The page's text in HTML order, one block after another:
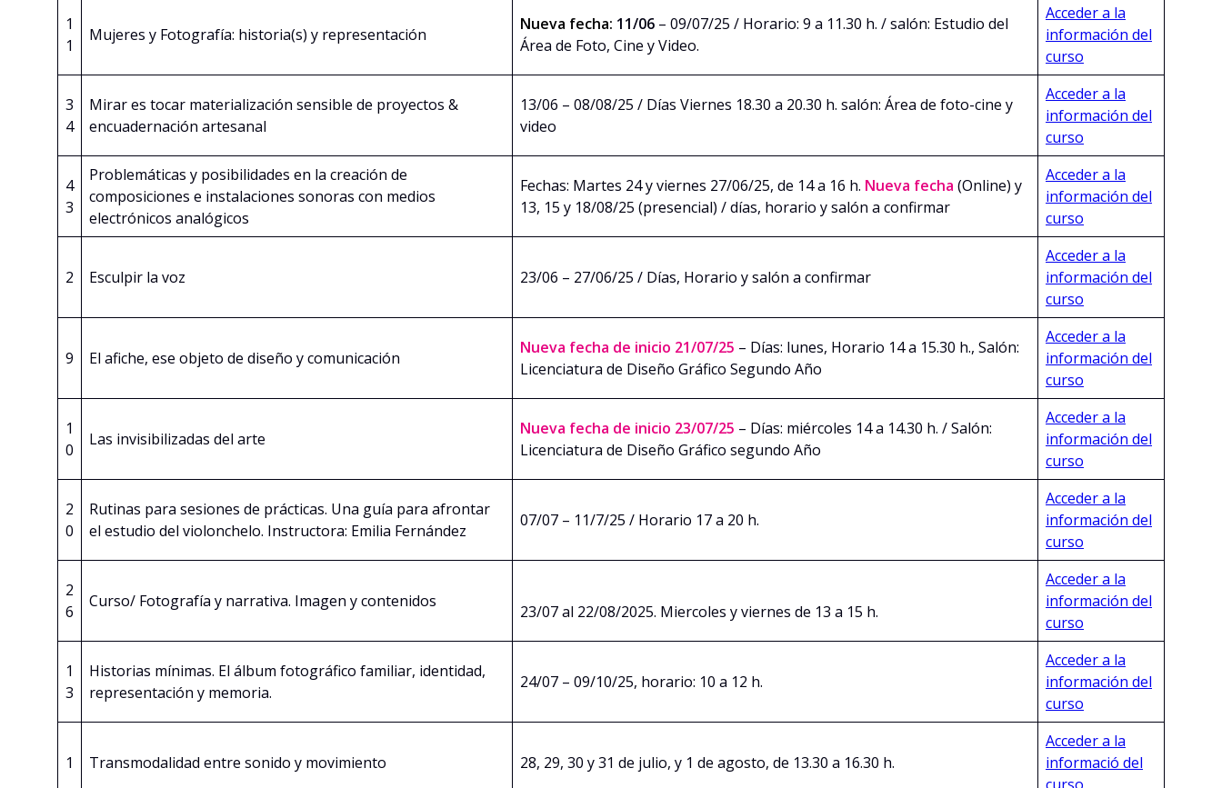
1
1
Mujeres y Fotografía: historia(s) y representación
Nueva fecha: 11/06 – 09/07/25 / Horario: 9 a 11.30 h. / salón: Estudio del
Área de Foto, Cine y Video.
Acceder a la
información del
curso
3
4
Mirar es tocar materialización sensible de proyectos &
encuadernación artesanal
13/06 – 08/08/25 / Días Viernes 18.30 a 20.30 h. salón: Área de foto-cine y
video
Acceder a la
información del
curso
4
3
Problemáticas y posibilidades en la creación de
composiciones e instalaciones sonoras con medios
electrónicos analógicos
Fechas: Martes 24 y viernes 27/06/25, de 14 a 16 h. Nueva fecha (Online) y
13, 15 y 18/08/25 (presencial) / días, horario y salón a confirmar
Acceder a la
información del
curso
2 Esculpir la voz 23/06 – 27/06/25 / Días, Horario y salón a confirmar
Acceder a la
información del
curso
9 El afiche, ese objeto de diseño y comunicación
Nueva fecha de inicio 21/07/25 – Días: lunes, Horario 14 a 15.30 h., Salón:
Licenciatura de Diseño Gráfico Segundo Año
Acceder a la
información del
curso
1
0
Las invisibilizadas del arte
Nueva fecha de inicio 23/07/25 – Días: miércoles 14 a 14.30 h. / Salón:
Licenciatura de Diseño Gráfico segundo Año
Acceder a la
información del
curso
2
0
Rutinas para sesiones de prácticas. Una guía para afrontar
el estudio del violonchelo. Instructora: Emilia Fernández
07/07 – 11/7/25 / Horario 17 a 20 h.
Acceder a la
información del
curso
2
6
Curso/ Fotografía y narrativa. Imagen y contenidos
23/07 al 22/08/2025. Miercoles y viernes de 13 a 15 h.
Acceder a la
información del
curso
1
3
Historias mínimas. El álbum fotográfico familiar, identidad,
representación y memoria.
24/07 – 09/10/25, horario: 10 a 12 h.
Acceder a la
información del
curso
1 Transmodalidad entre sonido y movimiento 28, 29, 30 y 31 de julio, y 1 de agosto, de 13.30 a 16.30 h.
Acceder a la
informació del